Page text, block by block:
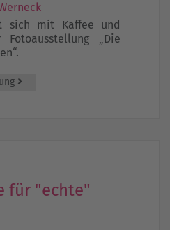
sich mit Kaffee und
„Die
für "echte"